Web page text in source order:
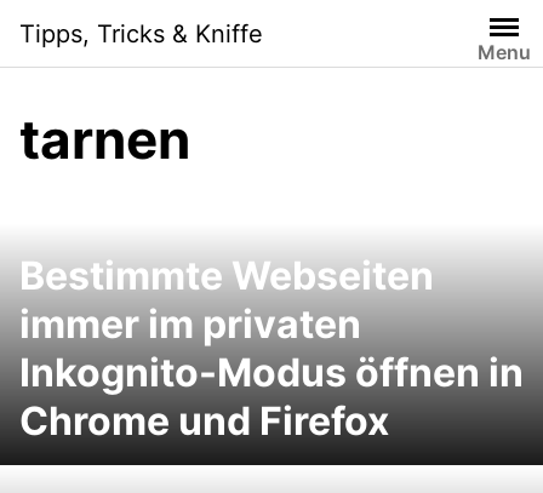
content
Tipps, Tricks & Kniffe
Menu
tarnen
Bestimmte Webseiten
immer im privaten
Inkognito-Modus öffnen in
Chrome und Firefox